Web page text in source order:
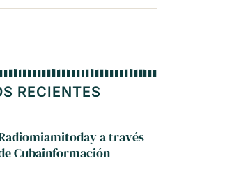
RECIENTES
a través
Cubainformación